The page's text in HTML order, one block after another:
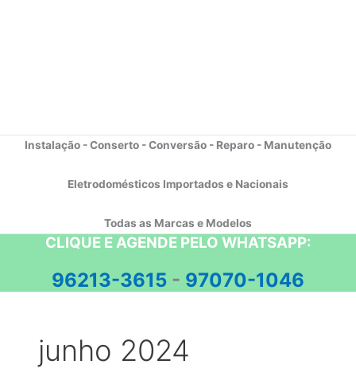
Instalação - Conserto - Conversão - Reparo - Manutenção
Eletrodomésticos Importados e Nacionais
Todas as Marcas e Modelos
CLIQUE E AGENDE PELO WHATSAPP:
96213-3615 - 97070-1046
junho 2024